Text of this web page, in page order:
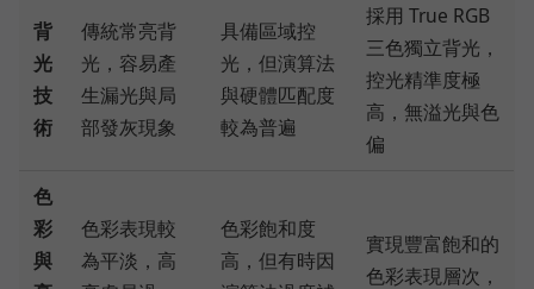
背
光
技
術
傳統常亮背
光，容易產
生漏光與局
部發灰現象
具備區域控
光，但演算法
與硬體匹配度
較為普遍
採用 True RGB
三色獨立背光，
控光精準度極
高，無溢光與色
偏
色
彩
與
色彩表現較
為平淡，高
色彩飽和度
高，但有時因
實現豐富飽和的
色彩表現層次，